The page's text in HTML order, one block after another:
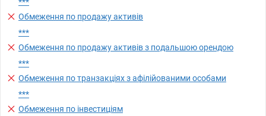
Обмеження по продажу активів
***
Обмеження по продажу активів з подальшою орендою
***
Обмеження по транзакціях з афілійованими особами
***
Обмеження по інвестиціям